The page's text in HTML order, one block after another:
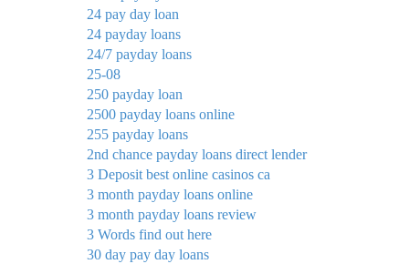
24 pay day loan
24 payday loans
24/7 payday loans
25-08
250 payday loan
2500 payday loans online
255 payday loans
2nd chance payday loans direct lender
3 Deposit best online casinos ca
3 month payday loans online
3 month payday loans review
3 Words find out here
30 day pay day loans